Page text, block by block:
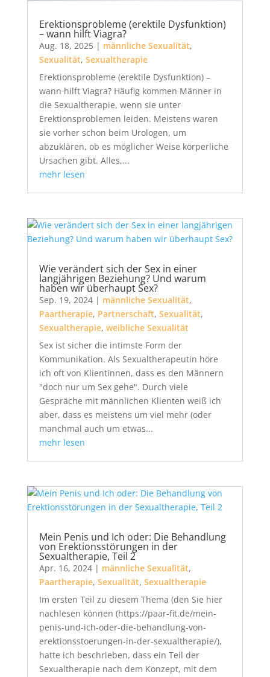
Erektionsprobleme (erektile Dysfunktion)
– wann hilft Viagra?
Aug. 18, 2025| männliche Sexualität,
Sexualität, Sexualtherapie
Erektionsprobleme (erektile Dysfunktion) –
wann hilft Viagra? Häufig kommen Männer in
die Sexualtherapie, wenn sie unter
Erektionsproblemen leiden. Meistens waren
sie vorher schon beim Urologen, um
abzuklären, ob es möglicher Weise körperliche
Ursachen gibt. Alles,...
mehr lesen
Wie verändert sich der Sex in einer
langjährigen Beziehung? Und warum
haben wir überhaupt Sex?
Sep. 19, 2024| männliche Sexualität,
Paartherapie, Partnerschaft, Sexualität,
Sexualtherapie, weibliche Sexualität
Sex ist sicher die intimste Form der
Kommunikation. Als Sexualtherapeutin höre
ich oft von Klientinnen, dass es den Männern
"doch nur um Sex gehe". Durch viele
Gespräche mit männlichen Klienten weiß ich
aber, dass es meistens um viel mehr (oder
manchmal auch um etwas...
mehr lesen
Mein Penis und Ich oder: Die Behandlung
von Erektionsstörungen in der
Sexualtherapie, Teil 2
Apr. 16, 2024| männliche Sexualität,
Paartherapie, Sexualität, Sexualtherapie
Im ersten Teil zu diesem Thema (den Sie hier
nachlesen können (https://paar-fit.de/mein-
penis-und-ich-oder-die-behandlung-von-
erektionsstoerungen-in-der-sexualtherapie/),
hatte ich beschrieben, dass ein Teil der
Sexualtherapie nach dem Konzept, mit dem